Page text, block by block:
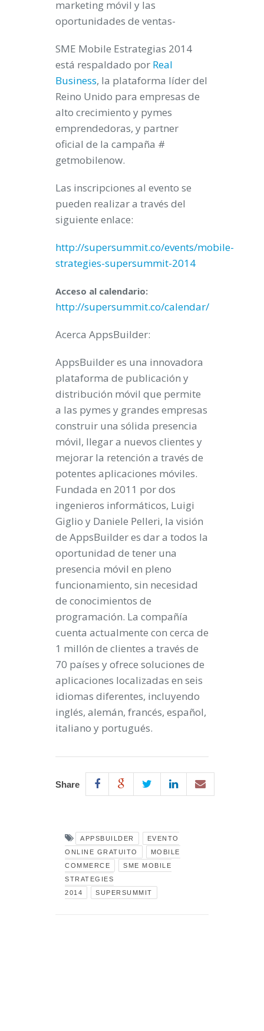
marketing móvil y las
oportunidades de ventas-
SME Mobile Estrategias 2014
está respaldado por Real
Business, la plataforma líder del
Reino Unido para empresas de
alto crecimiento y pymes
emprendedoras, y partner
oficial de la campaña #
getmobilenow.
Las inscripciones al evento se
pueden realizar a través del
siguiente enlace:
http://supersummit.co/events/mobile-
strategies-supersummit-2014
Acceso al calendario:
http://supersummit.co/calendar/
Acerca AppsBuilder:
AppsBuilder es una innovadora
plataforma de publicación y
distribución móvil que permite
a las pymes y grandes empresas
construir una sólida presencia
móvil, llegar a nuevos clientes y
mejorar la retención a través de
potentes aplicaciones móviles.
Fundada en 2011 por dos
ingenieros informáticos, Luigi
Giglio y Daniele Pelleri, la visión
de AppsBuilder es dar a todos la
oportunidad de tener una
presencia móvil en pleno
funcionamiento, sin necesidad
de conocimientos de
programación. La compañía
cuenta actualmente con cerca de
1 millón de clientes a través de
70 países y ofrece soluciones de
aplicaciones localizadas en seis
idiomas diferentes, incluyendo
inglés, alemán, francés, español,
italiano y portugués.
Share
APPSBUILDER
EVENTO
ONLINE GRATUITO
MOBILE
COMMERCE
SME MOBILE
STRATEGIES
2014
SUPERSUMMIT